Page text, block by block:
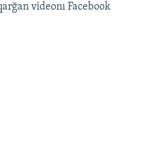
videonı Facebook